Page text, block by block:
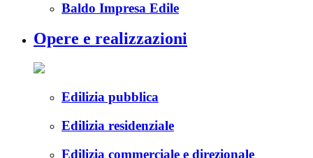
Baldo Impresa Edile
Opere e realizzazioni
Edilizia pubblica
Edilizia residenziale
Edilizia commerciale e direzionale